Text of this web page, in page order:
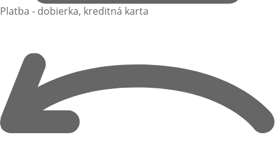
Platba - dobierka, kreditná karta